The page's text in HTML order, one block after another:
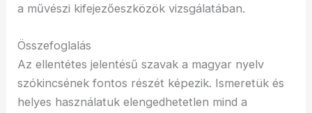
a művészi kifejezőeszközök vizsgálatában.
Összefoglalás
Az ellentétes jelentésű szavak a magyar nyelv
szókincsének fontos részét képezik. Ismeretük és
helyes használatuk elengedhetetlen mind a